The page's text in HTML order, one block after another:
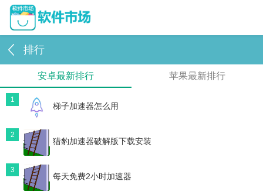
排行
安卓最新排行 苹果最新排行
1
梯子加速器怎么用
2
猎豹加速器破解版下载安装
3
每天免费2小时加速器